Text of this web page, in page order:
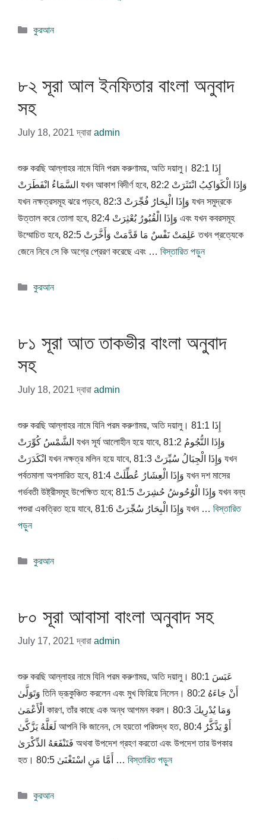
বিভাগ
কুরআন
৮২ সূরা আল ইনফিতার বাংলা অনুবাদ
সহ
July 18, 2021 দ্বারা admin
শুরু করছি আল্লাহর নামে যিনি পরম করুণাময়, অতি দয়ালু। 82:1 إِذَا
السَّمَاءُ انْفَطَرَتْ যখন আকাশ বিদীর্ণ হবে, 82:2 وَإِذَا الْكَوَاكِبُ انْتَثَرَتْ
যখন নক্ষত্রসমূহ ঝরে পড়বে, 82:3 وَإِذَا الْبِحَارُ فُجِّرَتْ যখন সমুদ্রকে
উত্তাল করে তোলা হবে, 82:4 وَإِذَا الْقُبُورُ بُعْثِرَتْ এবং যখন কবরসমূহ
উম্মোচিত হবে, 82:5 عَلِمَتْ نَفْسٌ مَا قَدَّمَتْ وَأَخَّرَتْ তখন প্রত্যেকে
জেনে নিবে সে কি অগ্রে প্রেরণ করেছে এবং … বিস্তারিত পড়ুন
বিভাগ
কুরআন
৮১ সূরা আত তাকভীর বাংলা অনুবাদ
সহ
July 18, 2021 দ্বারা admin
শুরু করছি আল্লাহর নামে যিনি পরম করুণাময়, অতি দয়ালু। 81:1 إِذَا
الشَّمْسُ كُوِّرَتْ যখন সূর্য আলোহীন হয়ে যাবে, 81:2 وَإِذَا النُّجُومُ
انْكَدَرَتْ যখন নক্ষত্র মলিন হয়ে যাবে, 81:3 وَإِذَا الْجِبَالُ سُيِّرَتْ যখন
পর্বতমালা অপসারিত হবে, 81:4 وَإِذَا الْعِشَارُ عُطِّلَتْ যখন দশ মাসের
গর্ভবতী উষ্ট্রীসমূহ উপেক্ষিত হবে; 81:5 وَإِذَا الْوُحُوشُ حُشِرَتْ যখন বন্য
পশুরা একত্রিত হয়ে যাবে, 81:6 وَإِذَا الْبِحَارُ سُجِّرَتْ যখন … বিস্তারিত
পড়ুন
বিভাগ
কুরআন
৮০ সূরা আবাসা বাংলা অনুবাদ সহ
July 17, 2021 দ্বারা admin
শুরু করছি আল্লাহর নামে যিনি পরম করুণাময়, অতি দয়ালু। 80:1 عَبَسَ
وَتَوَلَّىٰ তিনি ভ্রূকুঞ্চিত করলেন এবং মুখ ফিরিয়ে নিলেন। 80:2 أَنْ جَاءَهُ
الْأَعْمَىٰ কারণ, তাঁর কাছে এক অন্ধ আগমন করল। 80:3 وَمَا يُدْرِيكَ
لَعَلَّهُ يَزَّكَّىٰ আপনি কি জানেন, সে হয়তো পরিশুদ্ধ হত, 80:4 أَوْ يَذَّكَّرُ
فَتَنْفَعَهُ الذِّكْرَىٰ অথবা উপদেশ গ্রহণ করতো এবং উপদেশ তার উপকার
হত। 80:5 أَمَّا مَنِ اسْتَغْنَىٰ … বিস্তারিত পড়ুন
বিভাগ
কুরআন